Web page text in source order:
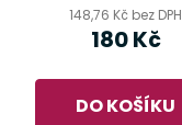
148,76 Kč bez DPH
180 Kč
DO KOŠÍKU